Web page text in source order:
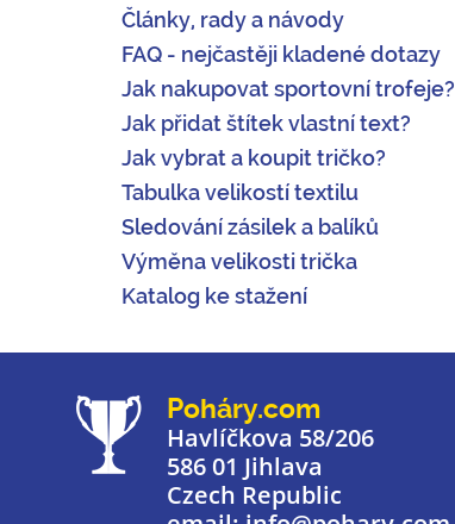
Články, rady a návody
FAQ - nejčastěji kladené dotazy
Jak nakupovat sportovní trofeje?
Jak přidat štítek vlastní text?
Jak vybrat a koupit tričko?
Tabulka velikostí textilu
Sledování zásilek a balíků
Výměna velikosti trička
Katalog ke stažení
Poháry.com
Havlíčkova 58/206
586 01 Jihlava
Czech Republic